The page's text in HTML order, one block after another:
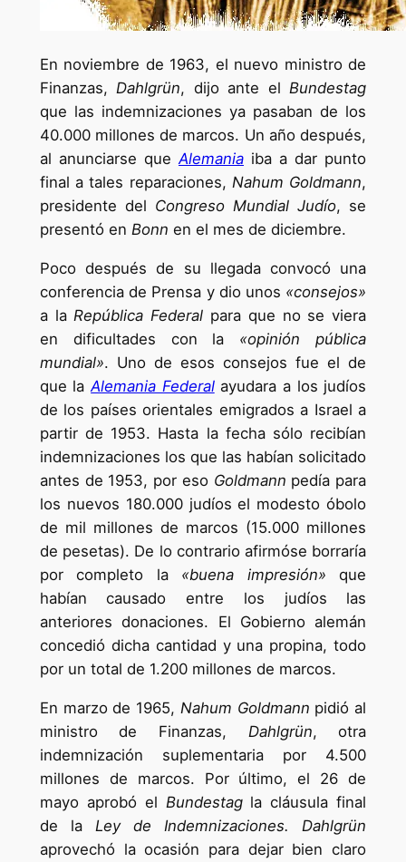
En noviembre de 1963, el nuevo ministro de
Finanzas,Dahlgrün, dijo ante elBundestag
que las indemnizaciones ya pasaban de los
40.000 millones de marcos. Un año después,
al anunciarse queAlemaniaiba a dar punto
final a tales reparaciones, Nahum Goldmann,
presidente del Congreso Mundial Judío, se
presentó en Bonn en el mes de diciembre.
Poco después de su llegada convocó una
conferencia de Prensa y dio unos «consejos»
a la República Federal para que no se viera
en dificultades con la «opinión pública
mundial». Uno de esos consejos fue el de
que laAlemania Federalayudara a los judíos
de los países orientales emigrados a Israel a
partir de 1953. Hasta la fecha sólo recibían
indemnizaciones los que las habían solicitado
antes de 1953, por eso Goldmann pedía para
los nuevos 180.000 judíos el modesto óbolo
de mil millones de marcos (15.000 millones
de pesetas). De lo contrario afirmóse borraría
por completo la «buena impresión» que
habían causado entre los judíos las
anteriores donaciones. El Gobierno alemán
concedió dicha cantidad y una propina, todo
por un total de 1.200 millones de marcos.
En marzo de 1965, Nahum Goldmann pidió al
ministro de Finanzas, Dahlgrün, otra
indemnización suplementaria por 4.500
millones de marcos. Por último, el 26 de
mayo aprobó el Bundestagla cláusula final
de la Ley de Indemnizaciones. Dahlgrün
aprovechó la ocasión para dejar bien claro